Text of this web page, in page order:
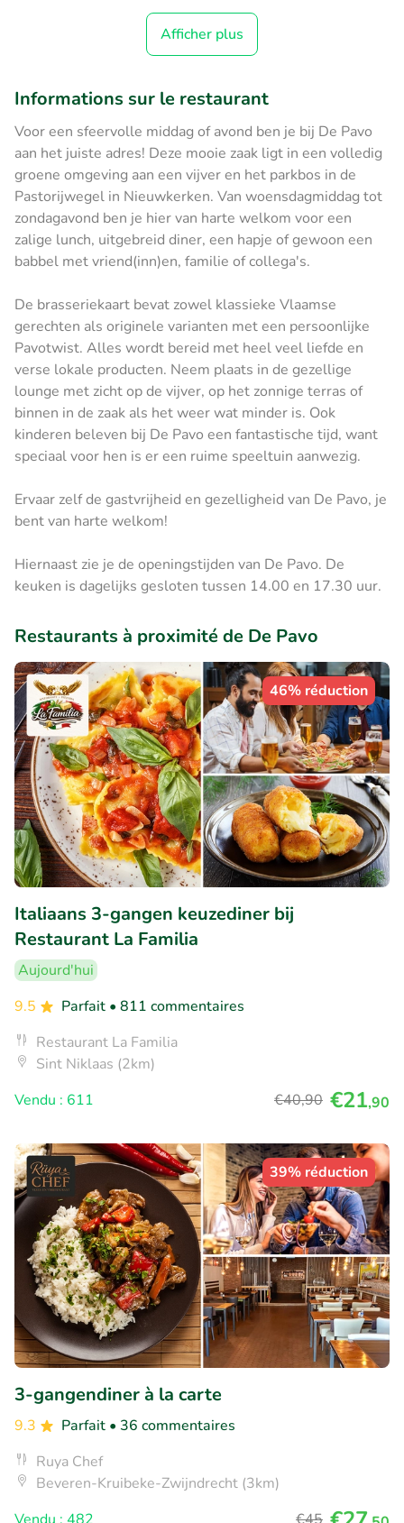
Afficher plus
Informations sur le restaurant
Voor een sfeervolle middag of avond ben je bij De Pavo
aan het juiste adres! Deze mooie zaak ligt in een volledig
groene omgeving aan een vijver en het parkbos in de
Pastorijwegel in Nieuwkerken. Van woensdagmiddag tot
zondagavond ben je hier van harte welkom voor een
zalige lunch, uitgebreid diner, een hapje of gewoon een
babbel met vriend(inn)en, familie of collega's.
De brasseriekaart bevat zowel klassieke Vlaamse
gerechten als originele varianten met een persoonlijke
Pavotwist. Alles wordt bereid met heel veel liefde en
verse lokale producten. Neem plaats in de gezellige
lounge met zicht op de vijver, op het zonnige terras of
binnen in de zaak als het weer wat minder is. Ook
kinderen beleven bij De Pavo een fantastische tijd, want
speciaal voor hen is er een ruime speeltuin aanwezig.
Ervaar zelf de gastvrijheid en gezelligheid van De Pavo, je
bent van harte welkom!
Hiernaast zie je de openingstijden van De Pavo. De
keuken is dagelijks gesloten tussen 14.00 en 17.30 uur.
Restaurants à proximité de De Pavo
46% réduction
Italiaans 3-gangen keuzediner bij
Restaurant La Familia
Aujourd'hui
9.5
Parfait • 811 commentaires
Restaurant La Familia
Sint Niklaas (2km)
Vendu : 611
€40,90 €21,90
39% réduction
3-gangendiner à la carte
9.3 Parfait • 36 commentaires
Ruya Chef
Beveren-Kruibeke-Zwijndrecht (3km)